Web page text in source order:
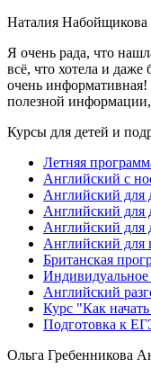
Наталия Набойщикова
Я очень рада, что
всё, что хотела и
очень информативная!
полезной информации,
Курсы для детей и
Летняя
Английский с
Английский для
Английский для
Английский для
Английский для
Британская
Индивидуальное
Английский
Курс "Как
Подготовка к
Ольга Гребенникова